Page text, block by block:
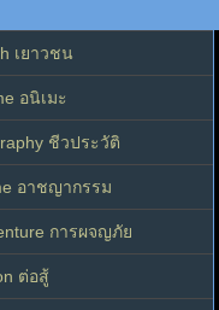
เยาวชน
อนิเมะ
ชีวประวัติ
อาชญากรรม
การผจญภัย
ต่อสู้